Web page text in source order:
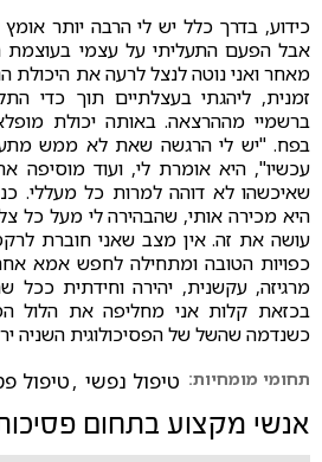
כידוע, בדרך כלל יש לי הרבה יותר
אבל הפעם התעליתי על עצמי בעוצמת
מאחר ואני נוטה לנצל לרעה את היכולת
זמנית, ליהגתי בעצלתיים תוך כדי
ברשמיי מההרצאה. באותה יכולת
בפח. "יש לי הרגשה שאת לא ממש
עכשיו", היא אומרת לי, ועוד מוסיפה
שאיכשהו לא דוהה למרות כל מעללי.
היא מכירה אותי, שהבהירה לי מעל כל
עושה את זה. אין מצב שאני חוברת
כפויות הטובה ומתחילה לחפש אמא
מרגיזה, עקשנית, יהירה וחידתית ככל
בכזאת קלות אני מחליפה את הלול
כשנדמה שהשל של הפסיכולוגית השניה
תחומי מומחיות: טיפול נפשי ,טיפול
אנשי מקצוע בתחום